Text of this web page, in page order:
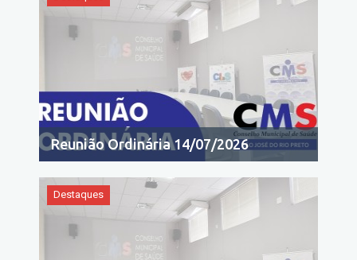
Reunião Ordinária 14/07/2026
Destaques